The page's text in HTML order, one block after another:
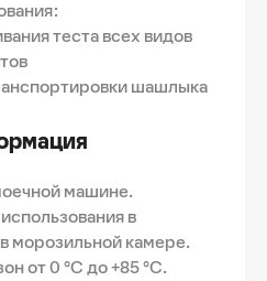
теста всех видов
шашлыка
машине.
в
морозильной камере.
от 0 °C до +85 °C.